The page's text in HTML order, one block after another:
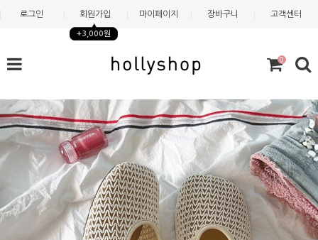
로그인 회원가입
+3,000원
마이페이지 장바구니 고객센터
0